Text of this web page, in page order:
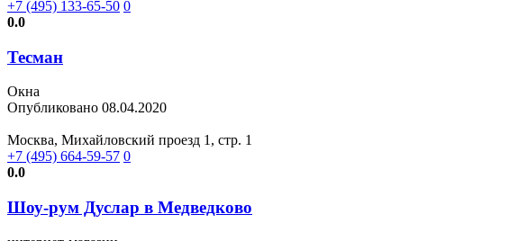
+7 (495) 133-65-50 0
0.0
Тесман
Окна
Опубликовано 08.04.2020
Москва, Михайловский проезд 1, стр. 1
+7 (495) 664-59-57 0
0.0
Шоу-рум Дуслар в Медведково